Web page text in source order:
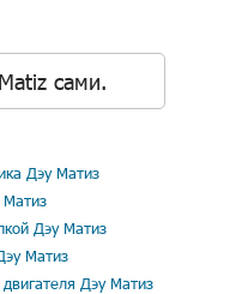
сами.
Дэу Матиз
Матиз
Дэу Матиз
Матиз
Дэу Матиз